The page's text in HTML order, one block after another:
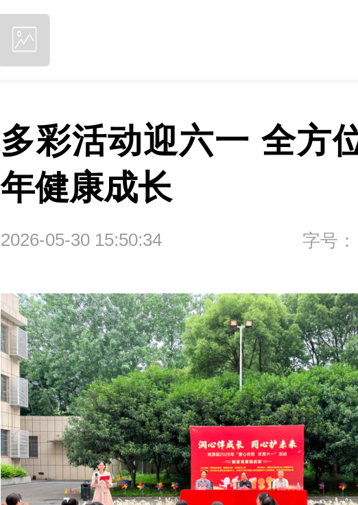
多彩活动迎六一 全方
年健康成长
2026-05-30 15:50:34 字号：